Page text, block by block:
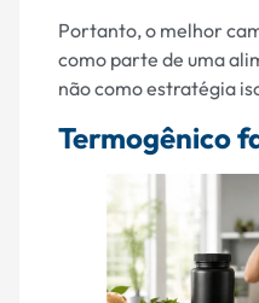
Portanto, o melhor
como parte de uma
não como estratégia
Termogênico